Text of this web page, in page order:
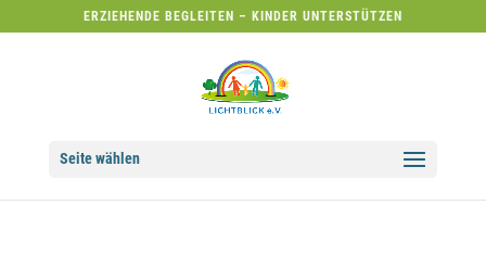
ERZIEHENDE BEGLEITEN – KINDER UNTERSTÜTZEN
Seite wählen